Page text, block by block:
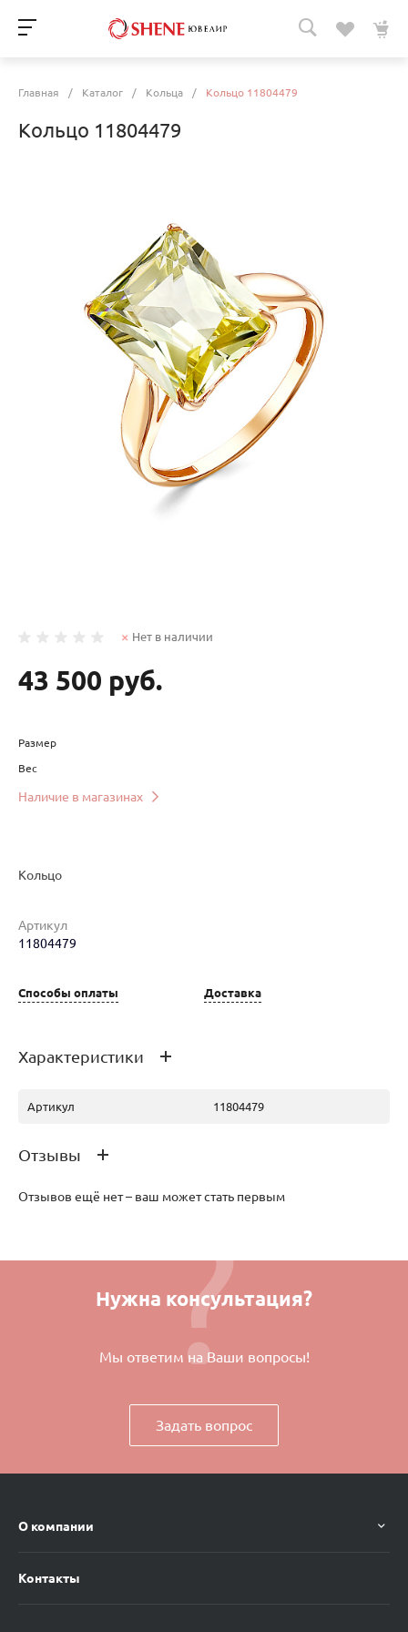
Главная / Каталог / Кольца / Кольцо 11804479
Кольцо 11804479
Нет в наличии
43 500 руб.
Размер
Вес
Наличие в магазинах
Наименование товара
Кольцо
Артикул
11804479
Способы оплаты Доставка
Характеристики
Артикул 11804479
Отзывы
Отзывов ещё нет – ваш может стать первым
Нужна консультация?
Мы ответим на Ваши вопросы!
Задать вопрос
О компании
Контакты